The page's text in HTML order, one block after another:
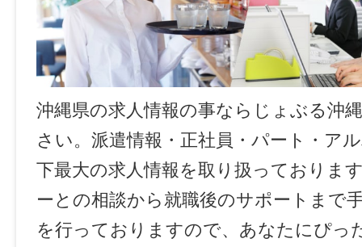
沖縄県の求人情報の事ならじょぶる沖
さい。派遣情報・正社員・パート・ア
下最大の求人情報を取り扱っておりま
ーとの相談から就職後のサポートまで
を行っておりますので、あなたにぴっ